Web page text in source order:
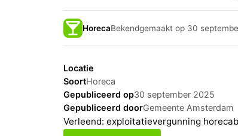
HorecaBekendgemaakt op 30
Locatie
SoortHoreca
Gepubliceerd op30 september 2025
Gepubliceerd doorGemeente Amsterdam
Verleend: exploitatievergunning